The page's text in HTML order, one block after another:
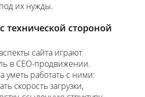
их нужды.
технической стороной
сайта играют
в СЕО-продвижении.
уметь работать с ними:
скорость загрузки,